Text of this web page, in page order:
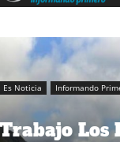
Es Noticia Informando
Los